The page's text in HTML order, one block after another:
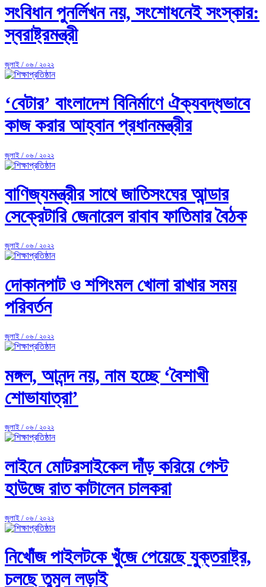
সংবিধান পুনর্লিখন নয়, সংশোধনেই সংস্কার:
স্বরাষ্ট্রমন্ত্রী
জুলাই / ০৬ / ২০২২
‘বেটার’ বাংলাদেশ বিনির্মাণে ঐক্যবদ্ধভাবে
কাজ করার আহ্বান প্রধানমন্ত্রীর
জুলাই / ০৬ / ২০২২
বাণিজ্যমন্ত্রীর সাথে জাতিসংঘের আন্ডার
সেক্রেটারি জেনারেল রাবাব ফাতিমার বৈঠক
জুলাই / ০৬ / ২০২২
দোকানপাট ও শপিংমল খোলা রাখার সময়
পরিবর্তন
জুলাই / ০৬ / ২০২২
মঙ্গল, আনন্দ নয়, নাম হচ্ছে ‘বৈশাখী
শোভাযাত্রা’
জুলাই / ০৬ / ২০২২
লাইনে মোটরসাইকেল দাঁড় করিয়ে গেস্ট
হাউজে রাত কাটালেন চালকরা
জুলাই / ০৬ / ২০২২
নিখোঁজ পাইলটকে খুঁজে পেয়েছে যুক্তরাষ্ট্র,
চলছে তুমুল লড়াই